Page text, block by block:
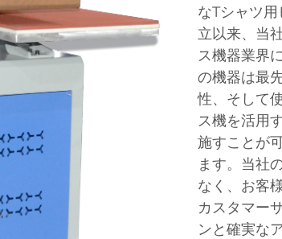
なTシャツ
立以来、当
ス機器業界
の機器は最
性、そして
ス機を活用
施すことが
ます。当社
なく、お客
カスタマー
ンと確実な